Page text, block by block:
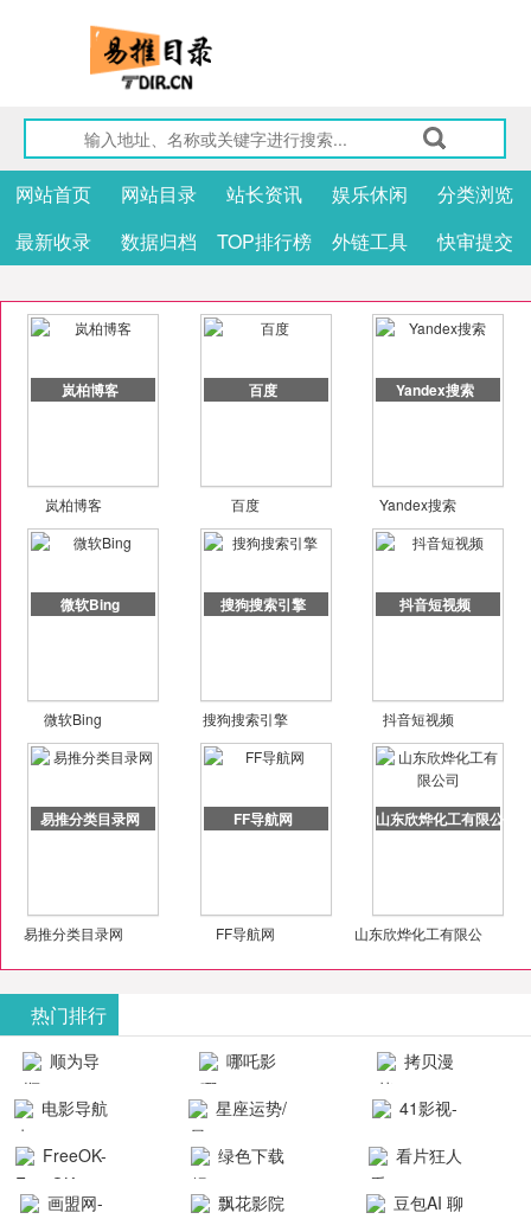
网站首页 网站目录 站长资讯 娱乐休闲
分类浏览
最新收录
数据归档 TOP排行榜 外链工具 快审提交
岚柏博客
岚柏博客
百度
百度
Yandex搜索
Yandex搜索
微软Bing
微软Bing
搜狗搜索引擎
搜狗搜索引擎
抖音短视频
抖音短视频
易推分类目录网
易推分类目录网
FF导航网
FF导航网
山东欣烨化工有限公司
山东欣烨化工有限公
热门排行
顺为导
航-办公运营
哪吒影
院-哪吒影院
提供最新、
最全的高清
电影、电视
拷贝漫
画-官网
动漫综合
电影导航
- 免费看电影
就来这！ | 快
导航网-免费
星座运势/
最星座/美国
神婆星座网
41影视-
聚合最近好
看的电视剧
最新电影网
FreeOK-
FreeOK影视
绿色下载
吧
看片狂人
- 高清视频资
画盟网-
飘花影院
豆包AI 聊